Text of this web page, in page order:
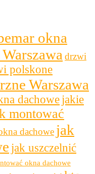
okna
drzwi
polskone
Warszawa
dachowe jakie
montować
dachowe jak
jak uszczelnić
okna dachowe